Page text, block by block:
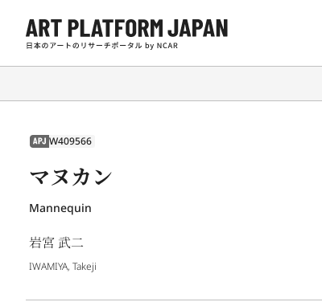
APJ W409566
マヌカン
Mannequin
岩宮 武二
IWAMIYA, Takeji